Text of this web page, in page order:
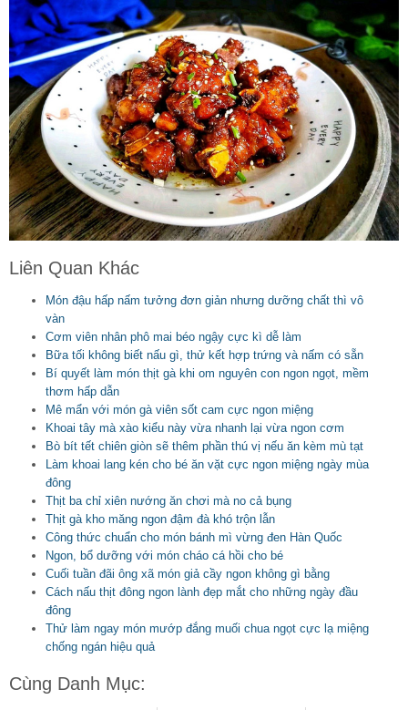
Liên Quan Khác
Món đậu hấp nấm tưởng đơn giản nhưng dưỡng chất thì vô
vàn
Cơm viên nhân phô mai béo ngậy cực kì dễ làm
Bữa tối không biết nấu gì, thử kết hợp trứng và nấm có sẵn
Bí quyết làm món thịt gà khi om nguyên con ngon ngọt, mềm
thơm hấp dẫn
Mê mẩn với món gà viên sốt cam cực ngon miệng
Khoai tây mà xào kiểu này vừa nhanh lại vừa ngon cơm
Bò bít tết chiên giòn sẽ thêm phần thú vị nếu ăn kèm mù tạt
Làm khoai lang kén cho bé ăn vặt cực ngon miệng ngày mùa
đông
Thịt ba chỉ xiên nướng ăn chơi mà no cả bụng
Thịt gà kho măng ngon đậm đà khó trộn lẫn
Công thức chuẩn cho món bánh mì vừng đen Hàn Quốc
Ngon, bổ dưỡng với món cháo cá hồi cho bé
Cuối tuần đãi ông xã món giả cầy ngon không gì bằng
Cách nấu thịt đông ngon lành đẹp mắt cho những ngày đầu
đông
Thử làm ngay món mướp đắng muối chua ngọt cực lạ miệng
chống ngán hiệu quả
Cùng Danh Mục: